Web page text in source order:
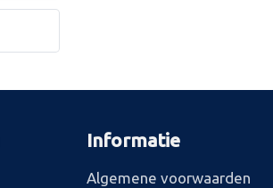
Informatie
Algemene voorwaarden